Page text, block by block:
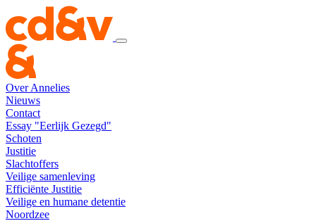
Over Annelies
Nieuws
Contact
Essay "Eerlijk Gezegd"
Schoten
Justitie
Slachtoffers
Veilige samenleving
Efficiënte Justitie
Veilige en humane detentie
Noordzee